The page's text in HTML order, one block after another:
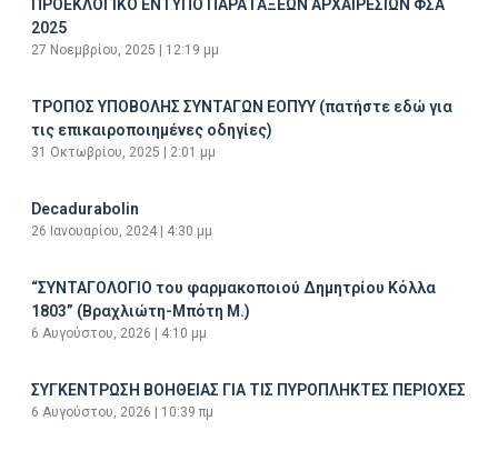
ΠΡΟΕΚΛΟΓΙΚΟ ΕΝΤΥΠΟ ΠΑΡΑΤΑΞΕΩΝ ΑΡΧΑΙΡΕΣΙΩΝ ΦΣΑ
2025
27 Νοεμβρίου, 2025 12:19 μμ
ΤΡΟΠΟΣ ΥΠΟΒΟΛΗΣ ΣΥΝΤΑΓΩΝ ΕΟΠΥΥ (πατήστε εδώ για
τις επικαιροποιημένες οδηγίες)
31 Οκτωβρίου, 2025 2:01 μμ
Decadurabolin
26 Ιανουαρίου, 2024 4:30 μμ
“ΣΥΝΤΑΓΟΛΟΓΙΟ του φαρμακοποιού Δημητρίου Κόλλα
1803” (Βραχλιώτη-Μπότη Μ.)
6 Αυγούστου, 2026 4:10 μμ
ΣΥΓΚΕΝΤΡΩΣΗ ΒΟΗΘΕΙΑΣ ΓΙΑ ΤΙΣ ΠΥΡΟΠΛΗΚΤΕΣ ΠΕΡΙΟΧΕΣ
6 Αυγούστου, 2026 10:39 πμ